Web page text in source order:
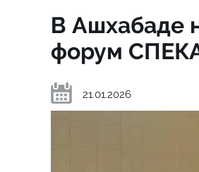
В Ашхабаде
форум
21.01.2026